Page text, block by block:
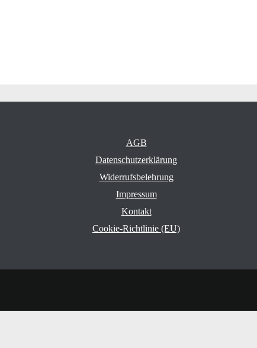
AGB
Datenschutzerklärung
Widerrufsbelehrung
Impressum
Kontakt
Cookie-Richtlinie (EU)